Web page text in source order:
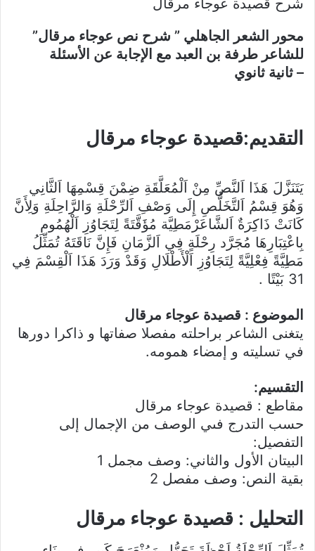
شرح قصيدة عوجاء مرقال
محور الشعر الجاهلي ” شرح نص عوجاء مرقال”
للشاعر طرفة بن العبد مع الإجابة عن الأسئلة
– ثانية ثانوي
التقديم:قصيدة عوجاء مرقال
يَتَنَزَّلَ هَذَا اَلنَّصِّ مِنْ اَلْمُعَلَّقَةِ ضِمْنَ قِسْمِهَا اَلثَّانِي
وَهُوَ قِسْمُ اَلتَّخَلُّصِ إِلَى وَصْفِ اَلرِّحْلَةِ وَالرَّاحِلَةِ وَلِأَنَّ
كَانَتْ ذَاكِرَةٌ اَلشَّاعَرْمَطِيَّة مُؤَقَّتَةً لِتَجَاوُزِ اَلْهُمُومِ
بِاعْتِبَارِهَا مُجَرَّد رِحْلَةٍ فِي اَلزَّمَانِ فَإِنَّ نَاقَتَهُ تُمَثِّلُ
مَطِيَّةً فِعْلِيَّةً لِتَجَاوُزِ اَلْأَطْلَالِ وَقَدْ وَرَدَ هَذَا اَلْقِسْمَ فِي
31 بَيْتًا .
الموضوع : قصيدة عوجاء مرقال
يتغنى الشاعر براحلته مفصلا صفاتها و ذاكرا دورها
في تسليته و إمضاء همومه.
التقسيم:
مقاطع : قصيدة عوجاء مرقال
حسب التدرج فىي الوصف من الإجمال إلى
التفصيل:
البيتان الأول والثاني: وصف مجمل 1
بقية النص: وصف مفصل 2
التحليل : قصيدة عوجاء مرقال